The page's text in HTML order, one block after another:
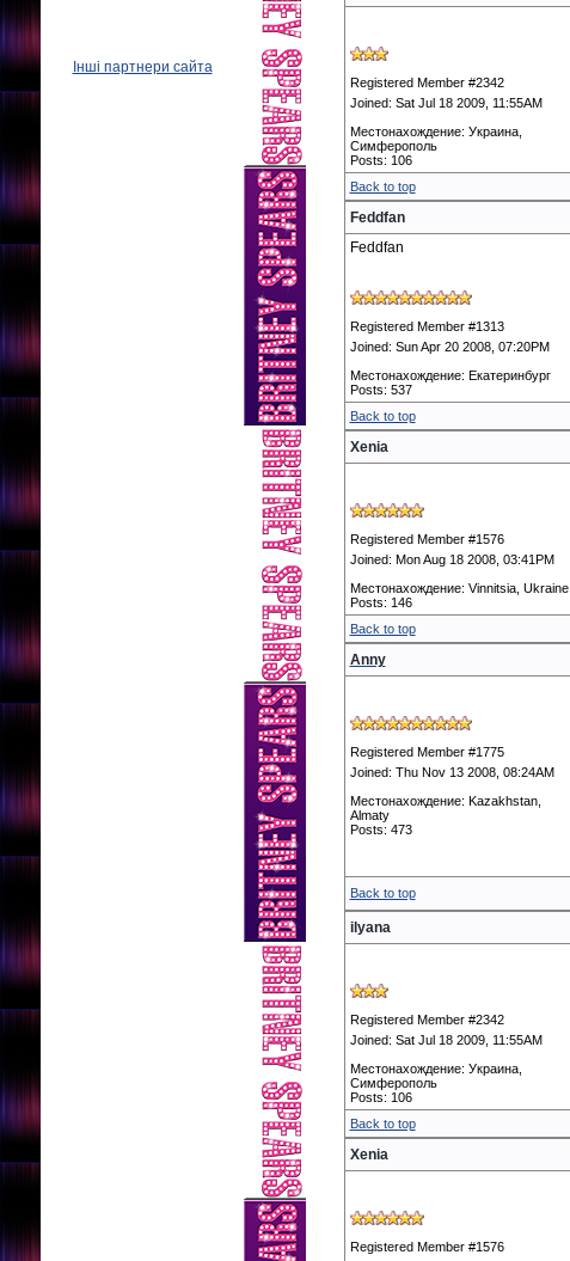
Інші партнери сайта
Registered Member #2342
Joined: Sat Jul 18 2009, 11:55AM
Местонахождение: Украина,
Симферополь
Posts: 106
Back to top
Feddfan
Feddfan
Registered Member #1313
Joined: Sun Apr 20 2008, 07:20PM
Местонахождение: Екатеринбург
Posts: 537
Back to top
Xenia
Registered Member #1576
Joined: Mon Aug 18 2008, 03:41PM
Местонахождение: Vinnitsia, Ukraine
Posts: 146
Back to top
Anny
Registered Member #1775
Joined: Thu Nov 13 2008, 08:24AM
Местонахождение: Kazakhstan,
Almaty
Posts: 473
Back to top
ilyana
Registered Member #2342
Joined: Sat Jul 18 2009, 11:55AM
Местонахождение: Украина,
Симферополь
Posts: 106
Back to top
Xenia
Registered Member #1576